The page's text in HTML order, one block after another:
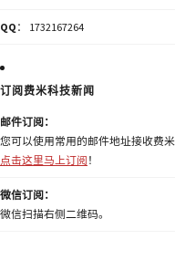
QQ ： 1732167264
订阅费米科技新闻
邮件订阅：
您可以使用常用的邮件地址接收费
点击这里马上订阅 ！
微信订阅：
微信扫描右侧二维码。